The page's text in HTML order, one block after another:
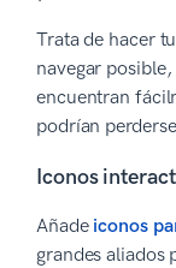
Trata de hacer
navegar
encuentran
podrían
Iconos
Añade iconos
grandes aliados